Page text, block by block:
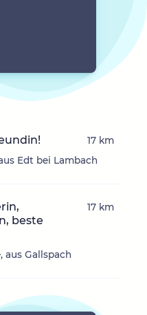
Edt bei Lambach
17 km
beste
aus Gallspach
17 km